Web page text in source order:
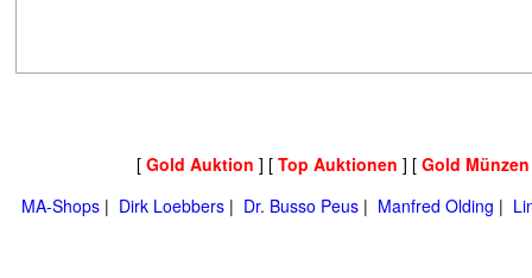
[ Gold Auktion ] [ Top Auktionen ] [ Gold
MA-Shops | Dirk Loebbers | Dr. Busso Peus | Manfred Olding |